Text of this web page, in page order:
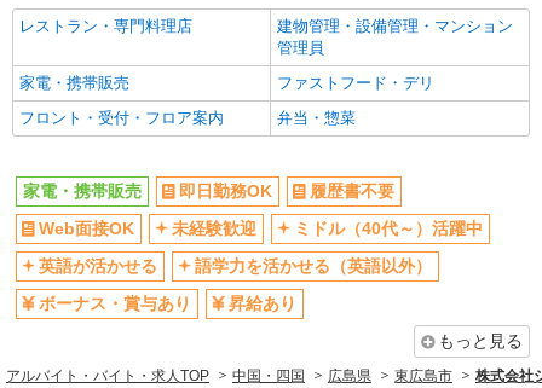
レストラン・専門料理店
建物管理・設備管理・マンション
管理員
家電・携帯販売
ファストフード・デリ
フロント・受付・フロア案内
弁当・惣菜
家電・携帯販売 即日勤務OK
履歴書不要
Web面接OK
未経験歓迎
ミドル（40代～）活躍中
英語が活かせる
語学力を活かせる（英語以外）
ボーナス・賞与あり
昇給あり
もっと見る
アルバイト・バイト・求人TOP 中国・四国 広島県 東広島市 株式会社